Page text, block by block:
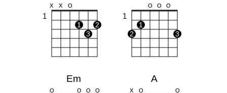
X X O
1
1
2
3
O O O
1
1
2
3
Em
O O O O
A
X O O